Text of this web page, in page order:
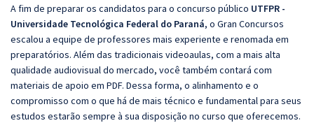
A fim de preparar os candidatos para o concurso público UTFPR -
Universidade Tecnológica Federal do Paraná, o Gran Concursos
escalou a equipe de professores mais experiente e renomada em
preparatórios. Além das tradicionais videoaulas, com a mais alta
qualidade audiovisual do mercado, você também contará com
materiais de apoio em PDF. Dessa forma, o alinhamento e o
compromisso com o que há de mais técnico e fundamental para seus
estudos estarão sempre à sua disposição no curso que oferecemos.